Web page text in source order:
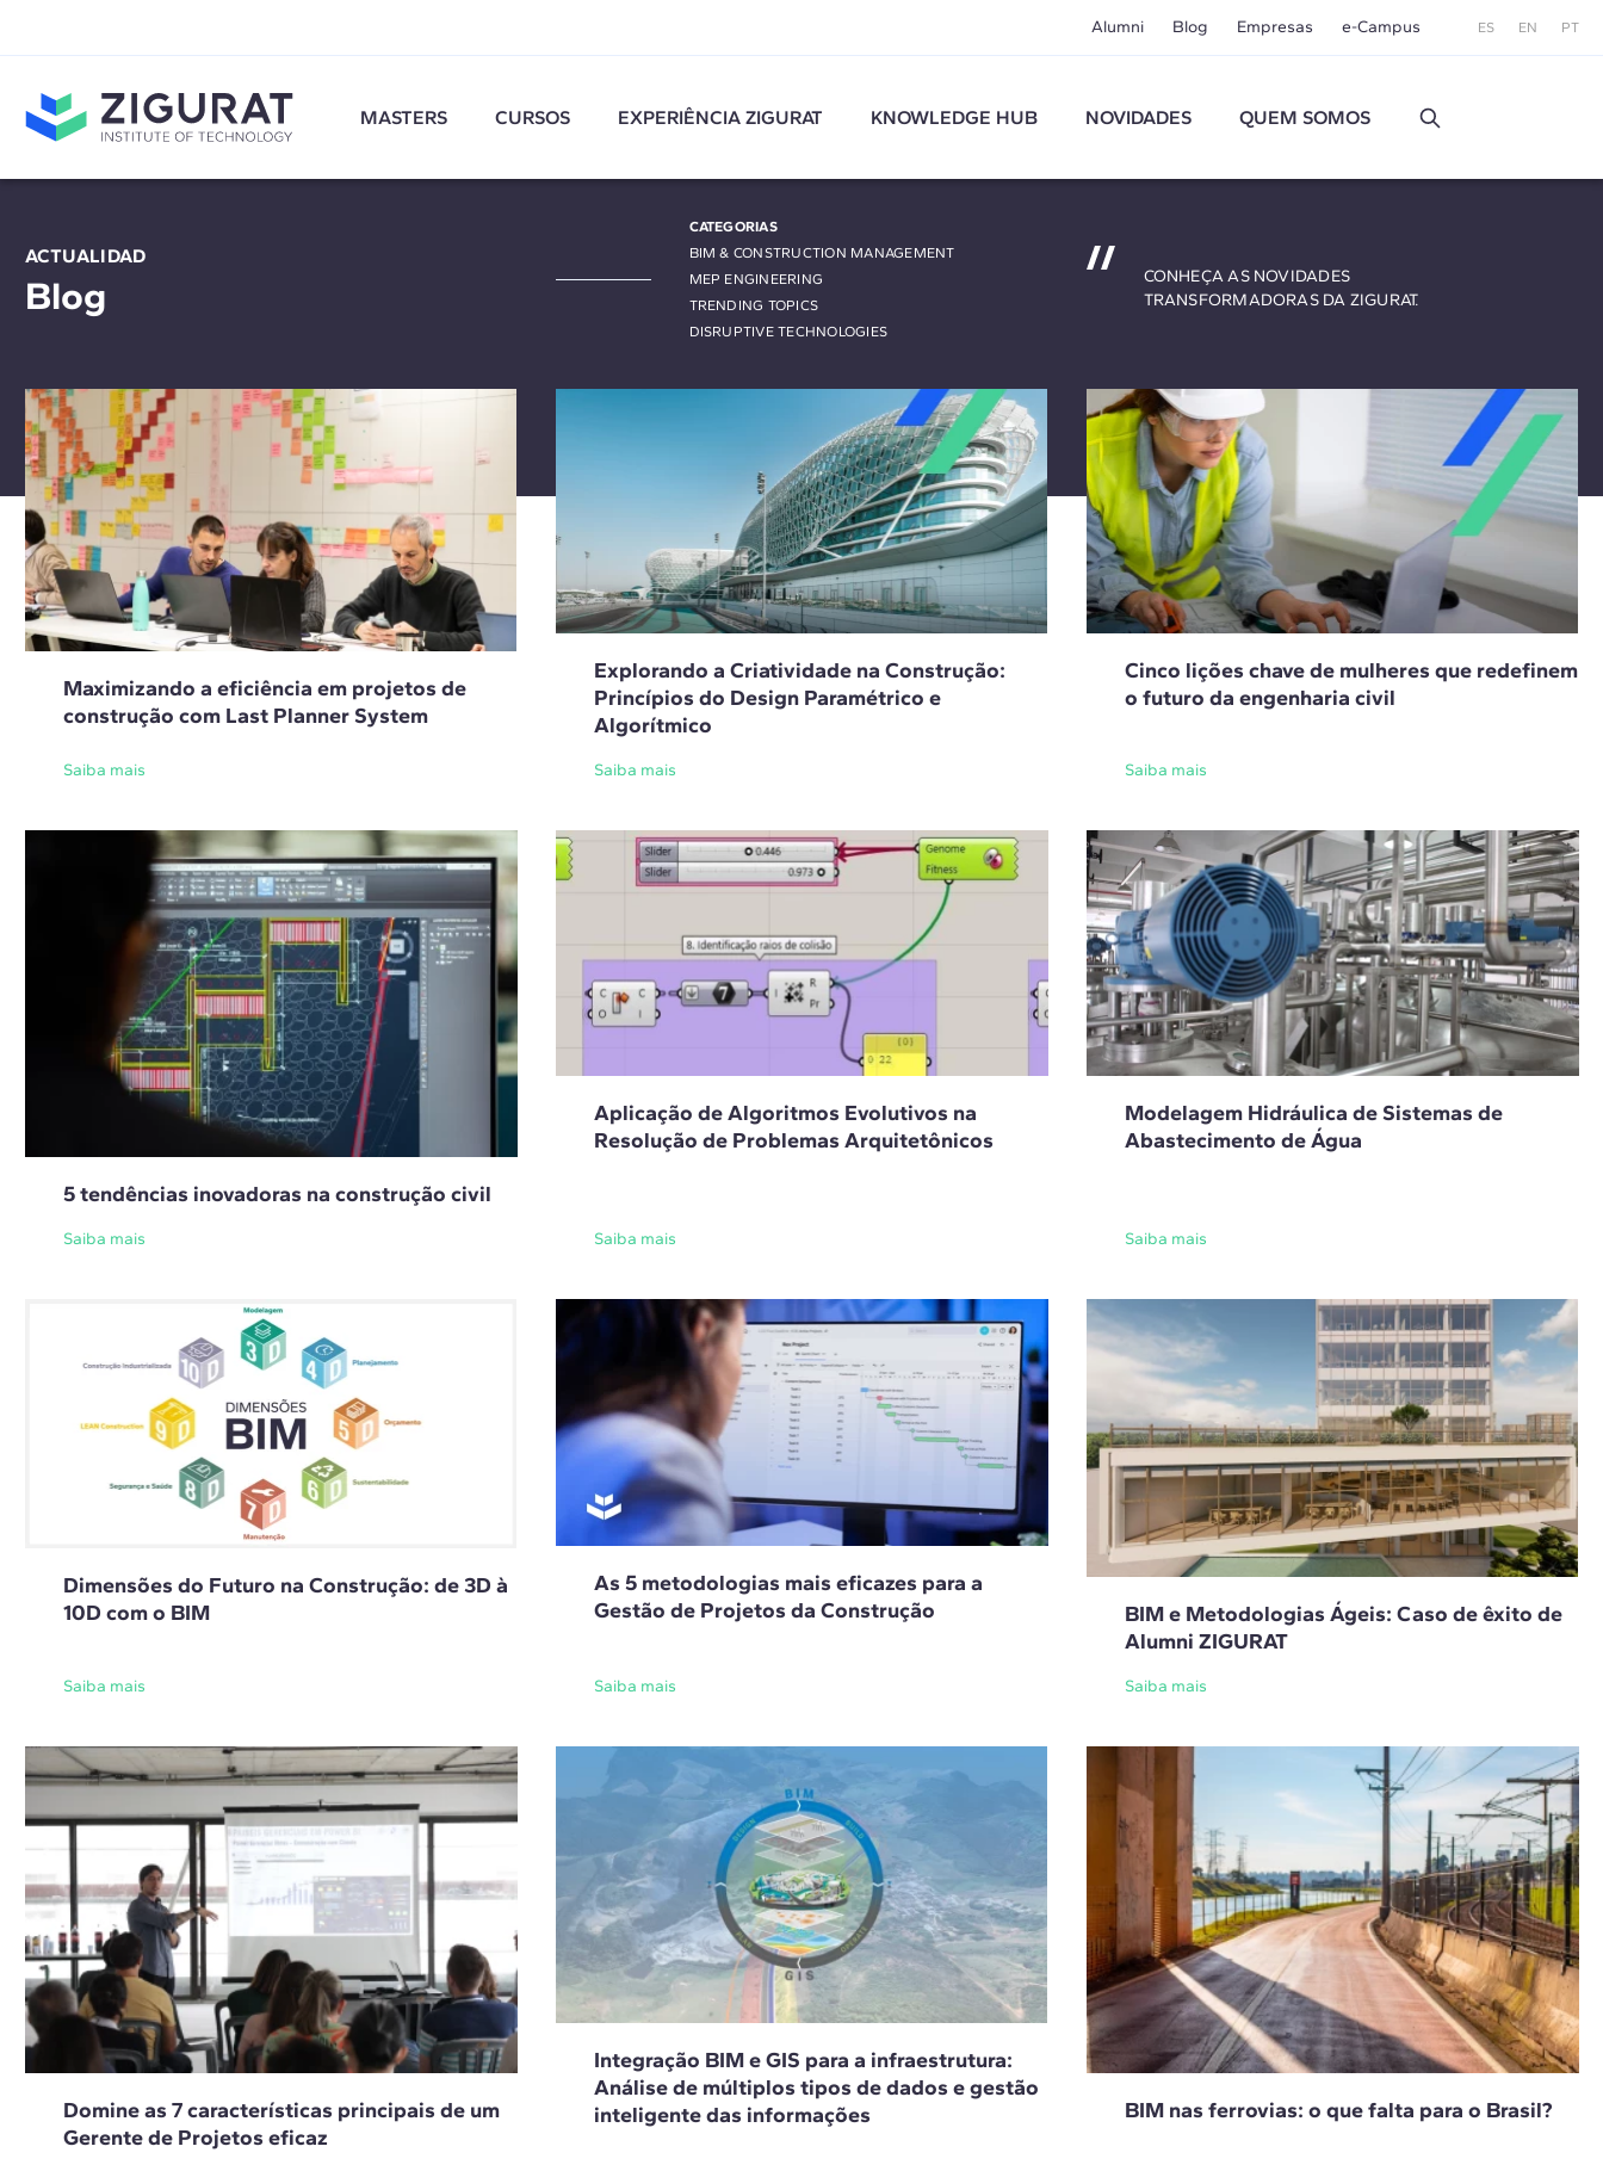
Alumni Blog Empresas e-Campus ES EN PT
MASTERS CURSOS EXPERIÊNCIA ZIGURAT KNOWLEDGE HUB NOVIDADES QUEM SOMOS
ACTUALIDAD
Blog
CATEGORIAS
BIM & CONSTRUCTION MANAGEMENT
MEP ENGINEERING
TRENDING TOPICS
DISRUPTIVE TECHNOLOGIES
CONHEÇA AS NOVIDADES
TRANSFORMADORAS DA ZIGURAT.
Maximizando a eficiência em projetos de
construção com Last Planner System
Saiba mais
Explorando a Criatividade na Construção:
Princípios do Design Paramétrico e
Algorítmico
Saiba mais
Cinco lições chave de mulheres que redefinem
o futuro da engenharia civil
Saiba mais
5 tendências inovadoras na construção civil
Saiba mais
Aplicação de Algoritmos Evolutivos na
Resolução de Problemas Arquitetônicos
Saiba mais
Modelagem Hidráulica de Sistemas de
Abastecimento de Água
Saiba mais
Dimensões do Futuro na Construção: de 3D à
10D com o BIM
Saiba mais
As 5 metodologias mais eficazes para a
Gestão de Projetos da Construção
Saiba mais
BIM e Metodologias Ágeis: Caso de êxito de
Alumni ZIGURAT
Saiba mais
Domine as 7 características principais de um
Gerente de Projetos eficaz
Integração BIM e GIS para a infraestrutura:
Análise de múltiplos tipos de dados e gestão
inteligente das informações
BIM nas ferrovias: o que falta para o Brasil?